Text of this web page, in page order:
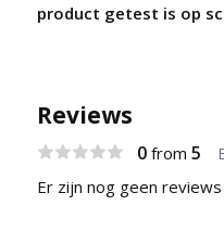
product getest is op
Reviews
0from 5
Er zijn nog geen